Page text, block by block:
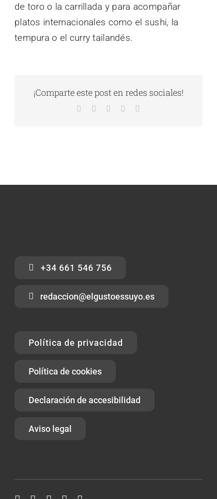
de toro o la carrillada y para acompañar
platos internacionales como el sushi, la
tempura o el curry tailandés.
¡Comparte este post en redes sociales!
Facebook LinkedInWhatsApp
+34 661 546 756
redaccion@elgustoessuyo.es
Política de privacidad
Política de cookies
Declaración de accesibilidad
Aviso legal